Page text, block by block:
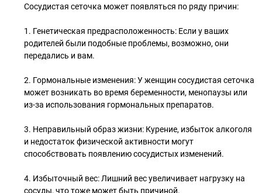
Сосудистая сеточка может появляться по ряду причин:
1. Генетическая предрасположенность: Если у ваших
родителей были подобные проблемы, возможно, они
передались и вам.
2. Гормональные изменения: У женщин сосудистая сеточка
может возникать во время беременности, менопаузы или
из-за использования гормональных препаратов.
3. Неправильный образ жизни: Курение, избыток алкоголя
и недостаток физической активности могут
способствовать появлению сосудистых изменений.
4. Избыточный вес: Лишний вес увеличивает нагрузку на
сосуды, что тоже может быть причиной.